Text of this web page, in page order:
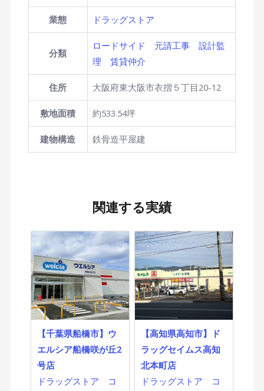
業態 ドラッグストア
分類
ロードサイド 元請工事
設計監
理
賃貸仲介
住所 大阪府東大阪市衣摺５丁目20-12
敷地面積 約533.54坪
建物構造 鉄骨造平屋建
関連する実績
【千葉県船橋市】ウ
エルシア船橋咲が丘2
号店
ドラッグストア
コ
【高知県高知市】ド
ラッグセイムス高知
北本町店
ドラッグストア
コ